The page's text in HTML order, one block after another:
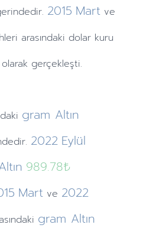
2015 Mart ve
arasındaki dolar kuru
olarak gerçekleşti.
gram Altın
2022 Eylül
989.78₺
Mart ve 2022
gram Altın